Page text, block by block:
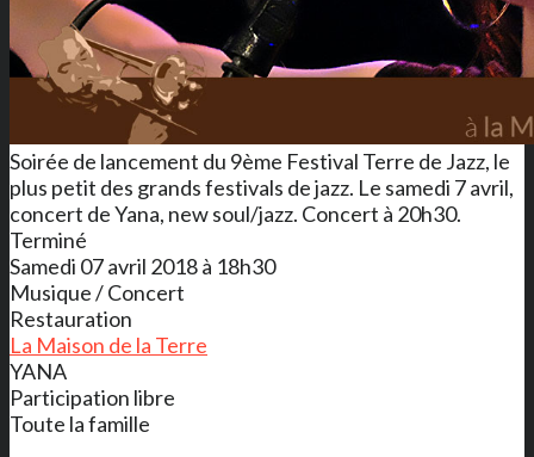
Soirée de lancement du 9ème Festival Terre de Jazz, le
plus petit des grands festivals de jazz. Le samedi 7 avril,
concert de Yana, new soul/jazz. Concert à 20h30.
Terminé
Samedi 07 avril 2018 à 18h30
Musique / Concert
Restauration
La Maison de la Terre
YANA
Participation libre
Toute la famille